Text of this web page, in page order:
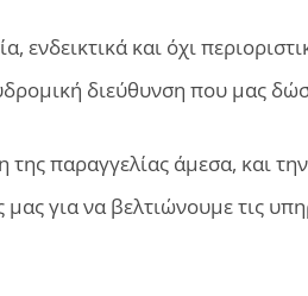
και όχι
διεύθυνση που μας
παραγγελίας άμεσα, και
για να βελτιώνουμε τις